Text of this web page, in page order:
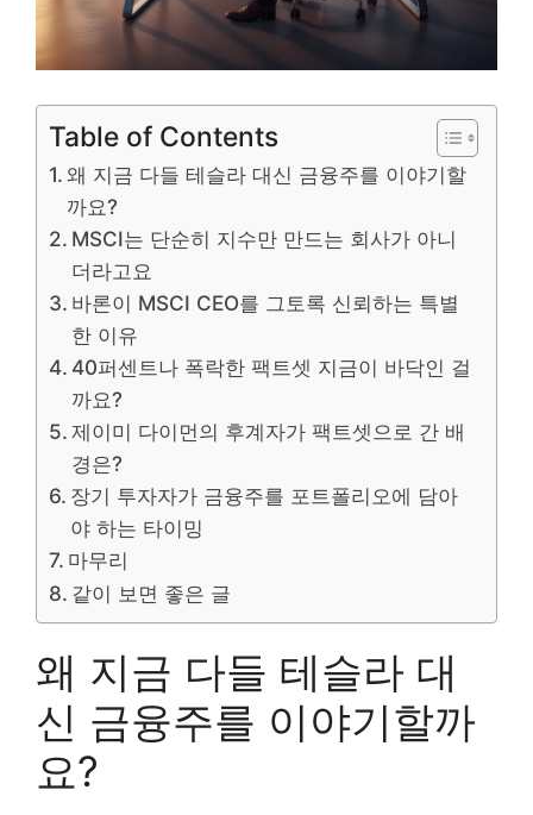
Table of Contents
왜 지금 다들 테슬라 대신 금융주를 이야기할
까요?
MSCI는 단순히 지수만 만드는 회사가 아니
더라고요
바론이 MSCI CEO를 그토록 신뢰하는 특별
한 이유
40퍼센트나 폭락한 팩트셋 지금이 바닥인 걸
까요?
제이미 다이먼의 후계자가 팩트셋으로 간 배
경은?
장기 투자자가 금융주를 포트폴리오에 담아
야 하는 타이밍
마무리
같이 보면 좋은 글
왜 지금 다들 테슬라 대
신 금융주를 이야기할까
요?